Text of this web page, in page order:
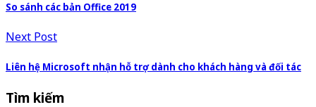
So sánh các bản Office 2019
Next Post
Liên hệ Microsoft nhận hỗ trợ dành cho khách hàng và đối tác
Tìm kiếm